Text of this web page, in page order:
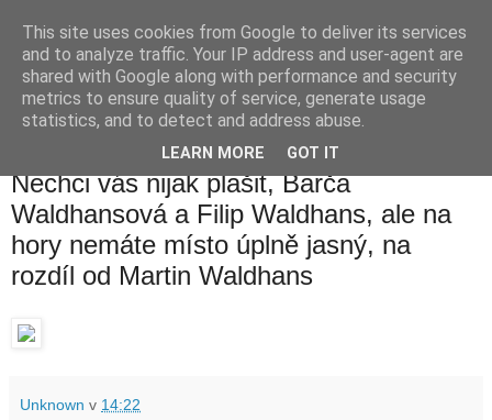
waldhans.cz
Kavárenský outdoor a alkoholizmus
Nechci vás nijak plašit, Barča
Waldhansová a Filip Waldhans, ale na
hory nemáte místo úplně jasný, na
rozdíl od Martin Waldhans
Unknown v 14:22
This site uses cookies from Google to deliver its services
and to analyze traffic. Your IP address and user-agent are
shared with Google along with performance and security
metrics to ensure quality of service, generate usage
statistics, and to detect and address abuse.
LEARN MORE GOT IT